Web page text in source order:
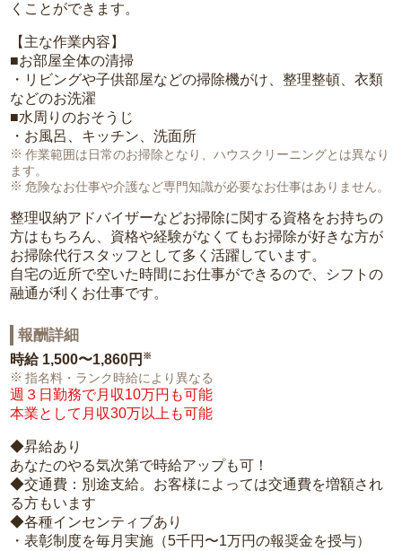
くことができます。
【主な作業内容】
■お部屋全体の清掃
・リビングや子供部屋などの掃除機がけ、整理整頓、衣類
などのお洗濯
■水周りのおそうじ
・お風呂、キッチン、洗面所
作業範囲は日常のお掃除となり、ハウスクリーニングとは異なり
ます。
危険なお仕事や介護など専門知識が必要なお仕事はありません。
整理収納アドバイザーなどお掃除に関する資格をお持ちの
方はもちろん、資格や経験がなくてもお掃除が好きな方が
お掃除代行スタッフとして多く活躍しています。
自宅の近所で空いた時間にお仕事ができるので、シフトの
融通が利くお仕事です。
報酬詳細
時給 1,500〜1,860円 ※
指名料・ランク時給により異なる
週３日勤務で月収10万円も可能
本業として月収30万以上も可能
◆昇給あり
あなたのやる気次第で時給アップも可！
◆交通費：別途支給。お客様によっては交通費を増額され
る方もいます
◆各種インセンティブあり
・表彰制度を毎月実施（5千円〜1万円の報奨金を授与）